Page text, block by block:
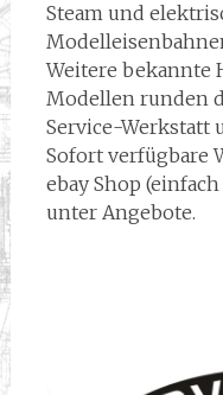
Steam und
Weitere bekannte
Modellen runden
Service-Werkstatt
Sofort verfügbare
ebay Shop
unter Angebote.